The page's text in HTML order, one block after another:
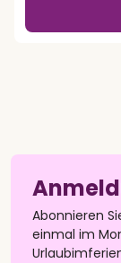
Abonnieren
einmal im